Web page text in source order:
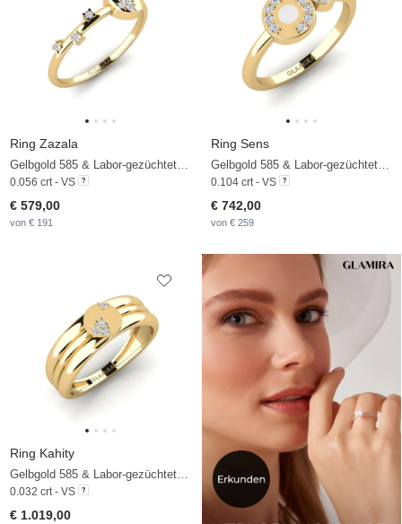
Ring Zazala
Gelbgold 585 & Labor-gezüchteter Diamant
0.056 crt - VS
€ 579,00
von € 191
Ring Sens
Gelbgold 585 & Labor-gezüchteter Diamant
0.104 crt - VS
€ 742,00
von € 259
Ring Kahity
Gelbgold 585 & Labor-gezüchteter Diamant
0.032 crt - VS
€ 1.019,00